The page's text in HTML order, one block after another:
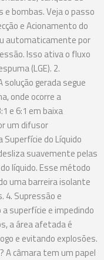
e bombas. Veja o passo
e Acionamento do
automaticamente por
Isso ativa o fluxo
(LGE). 2.
solução gerada segue
onde ocorre a
e 6:1 em baixa
um difusor
do Líquido
suavemente pelas
líquido. Esse método
uma barreira isolante
4. Supressão e
superfície e impedindo
a área afetada é
e evitando explosões.
A câmara tem um papel